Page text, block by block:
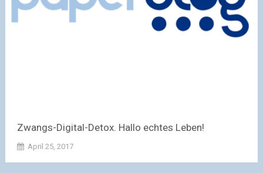
Zwangs-Digital-Detox. Hallo echtes Leben!
April 25, 2017